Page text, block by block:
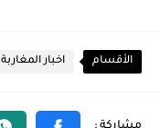
الأقسام اخبار المغاربة